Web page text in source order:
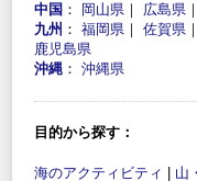
中国 ： 岡山県 ｜ 広島県 ｜
九州 ： 福岡県 ｜ 佐賀県 ｜
鹿児島県
沖縄 ： 沖縄県
目的から探す：
海のアクティビティ 山